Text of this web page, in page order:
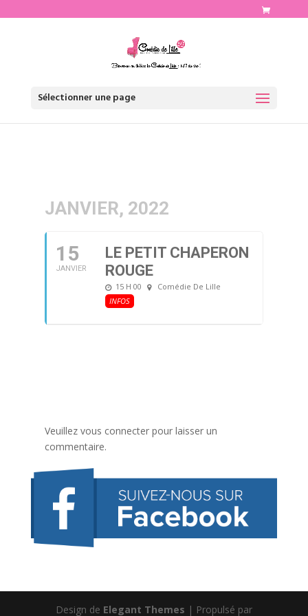
Sélectionner une page
JANVIER, 2022
15
JANVIER
LE PETIT CHAPERON
ROUGE
15 H 00
Comédie De Lille
INFOS
Veuillez vous connecter pour laisser un
commentaire.
Design de Elegant Themes | Propulsé par